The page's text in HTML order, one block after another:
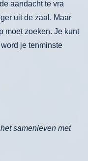
aandacht te vra­
uit de zaal. Maar
moet zoeken. Je kunt
word je tenminste
sa­menleven met